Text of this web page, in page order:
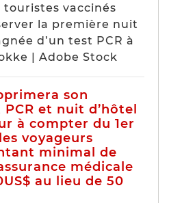
touristes vaccinés
la première nuit
d’un test PCR à
| Adobe Stock
son
et nuit d’hôtel
à compter du 1er
voyageurs
minimal de
médicale
au lieu de 50